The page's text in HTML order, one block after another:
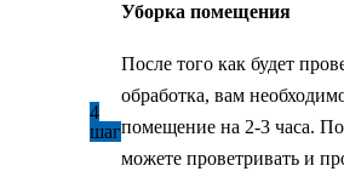
4
шаг
Уборка помещения
После того как будет
обработка, вам
помещение на 2-3 часа.
можете проветривать и